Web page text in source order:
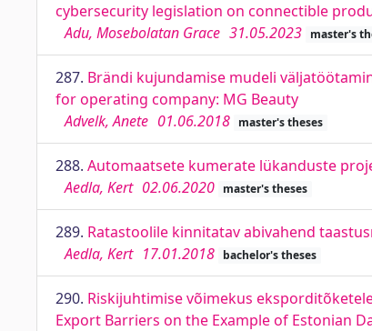
cybersecurity legislation on connectible
Adu, Mosebolatan Grace 31.05.2023 master's
287. Brändi kujundamise mudeli
for operating company: MG Beauty
Advelk, Anete 01.06.2018 master's theses
288. Automaatsete kumerate lükanduste
Aedla, Kert 02.06.2020 master's theses
289. Ratastoolile kinnitatav abivahend
Aedla, Kert 17.01.2018 bachelor's theses
290. Riskijuhtimise võimekus
Export Barriers on the Example of Estonian